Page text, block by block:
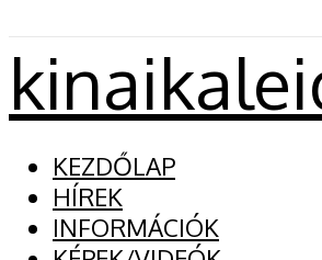
KEZDŐLAP
HÍREK
INFORMÁCIÓK